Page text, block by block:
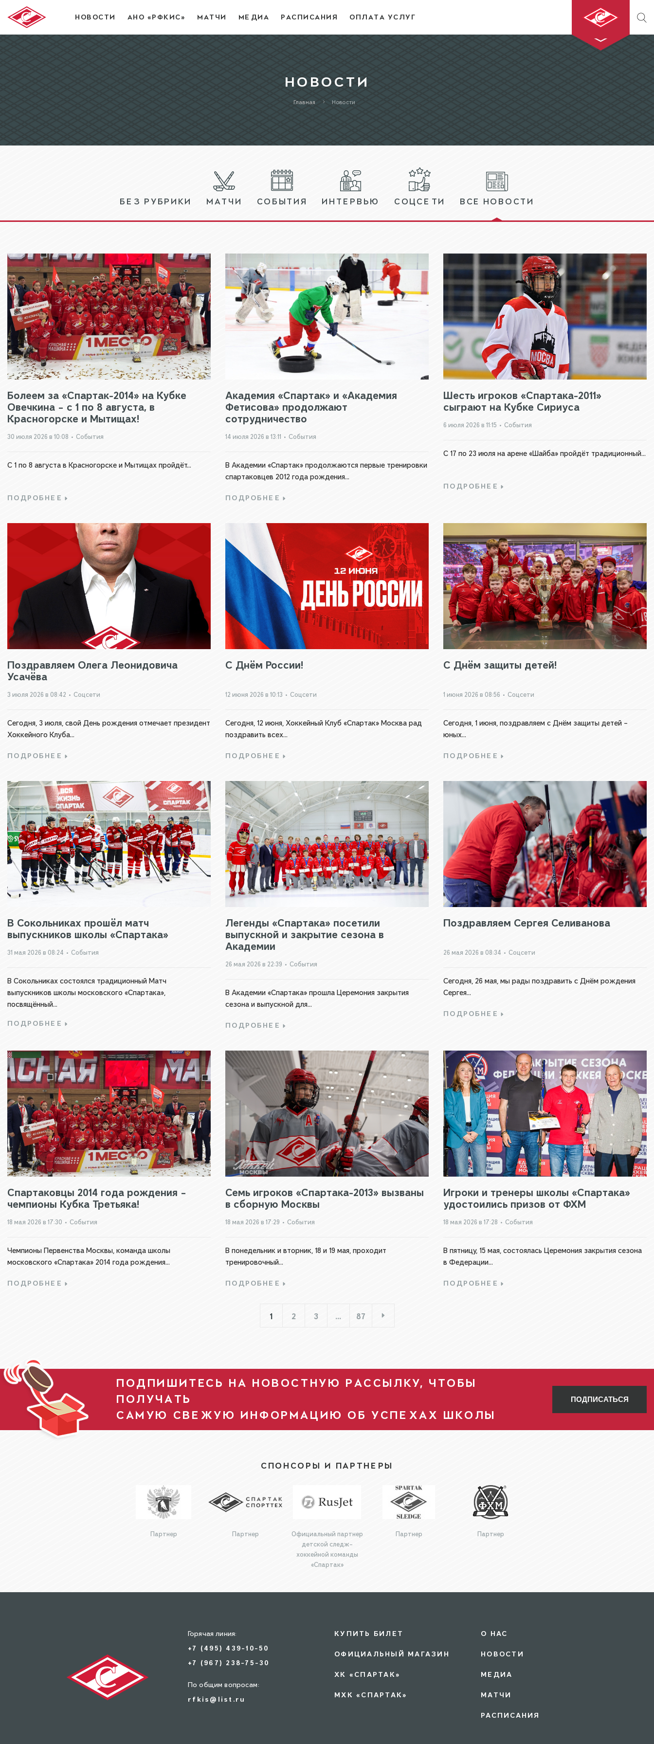
НОВОСТИ АНО «РФКИС» МАТЧИ МЕДИА РАСПИСАНИЯ ОПЛАТА УСЛУГ
НОВОСТИ
Главная Новости
БЕЗ РУБРИКИ МАТЧИ СОБЫТИЯ ИНТЕРВЬЮ СОЦСЕТИ ВСЕ НОВОСТИ
Болеем за «Спартак-2014» на Кубке
Овечкина – с 1 по 8 августа, в
Красногорске и Мытищах!
30 июля 2026 в 10:08 • События
С 1 по 8 августа в Красногорске и Мытищах пройдёт...
ПОДРОБНЕЕ
Академия «Спартак» и «Академия
Фетисова» продолжают
сотрудничество
14 июля 2026 в 13:11 • События
В Академии «Спартак» продолжаются первые тренировки
спартаковцев 2012 года рождения...
ПОДРОБНЕЕ
Шесть игроков «Спартака-2011»
сыграют на Кубке Сириуса
6 июля 2026 в 11:15 • События
С 17 по 23 июля на арене «Шайба» пройдёт традиционный...
ПОДРОБНЕЕ
Поздравляем Олега Леонидовича
Усачёва
3 июля 2026 в 08:42 • Соцсети
Сегодня, 3 июля, свой День рождения отмечает президент
Хоккейного Клуба...
ПОДРОБНЕЕ
С Днём России!
12 июня 2026 в 10:13 • Соцсети
Сегодня, 12 июня, Хоккейный Клуб «Спартак» Москва рад
поздравить всех...
ПОДРОБНЕЕ
С Днём защиты детей!
1 июня 2026 в 08:56 • Соцсети
Сегодня, 1 июня, поздравляем с Днём защиты детей –
юных...
ПОДРОБНЕЕ
В Сокольниках прошёл матч
выпускников школы «Спартака»
31 мая 2026 в 08:24 • События
В Сокольниках состоялся традиционный Матч
выпускников школы московского «Спартака»,
посвящённый...
ПОДРОБНЕЕ
Легенды «Спартака» посетили
выпускной и закрытие сезона в
Академии
26 мая 2026 в 22:39 • События
В Академии «Спартака» прошла Церемония закрытия
сезона и выпускной для...
ПОДРОБНЕЕ
Поздравляем Сергея Селиванова
26 мая 2026 в 08:34 • Соцсети
Сегодня, 26 мая, мы рады поздравить с Днём рождения
Сергея...
ПОДРОБНЕЕ
Спартаковцы 2014 года рождения –
чемпионы Кубка Третьяка!
18 мая 2026 в 17:30 • События
Чемпионы Первенства Москвы, команда школы
московского «Спартака» 2014 года рождения...
ПОДРОБНЕЕ
Семь игроков «Спартака-2013» вызваны
в сборную Москвы
18 мая 2026 в 17:29 • События
В понедельник и вторник, 18 и 19 мая, проходит
тренировочный...
ПОДРОБНЕЕ
Игроки и тренеры школы «Спартака»
удостоились призов от ФХМ
18 мая 2026 в 17:28 • События
В пятницу, 15 мая, состоялась Церемония закрытия сезона
в Федерации...
ПОДРОБНЕЕ
1 2 3 … 87
ПОДПИШИТЕСЬ НА НОВОСТНУЮ РАССЫЛКУ, ЧТОБЫ
ПОЛУЧАТЬ
САМУЮ СВЕЖУЮ ИНФОРМАЦИЮ ОБ УСПЕХАХ ШКОЛЫ
ПОДПИСАТЬСЯ
СПОНСОРЫ И ПАРТНЕРЫ
Партнер Партнер
Официальный партнер
детской следж-
хоккейной команды
«Спартак»
Партнер Партнер
Горячая линия:
+7 (495) 439-10-50
+7 (967) 238-75-30
По общим вопросам:
rfkis@list.ru
КУПИТЬ БИЛЕТ
ОФИЦИАЛЬНЫЙ МАГАЗИН
ХК «СПАРТАК»
МХК «СПАРТАК»
О НАС
НОВОСТИ
МЕДИА
МАТЧИ
РАСПИСАНИЯ